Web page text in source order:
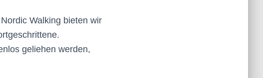
Walking bieten wir
geliehen werden,